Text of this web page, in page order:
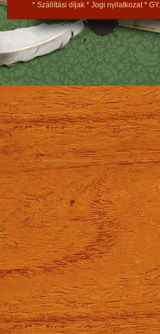
Szállítási díjak Jogi nyilatkozat